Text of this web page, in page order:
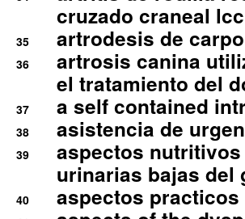
cruzado craneal lcc
35 artrodesis de carpo
36
artrosis canina
el tratamiento del
37 a self contained
38 asistencia de
39
aspectos
urinarias bajas del
40 aspectos